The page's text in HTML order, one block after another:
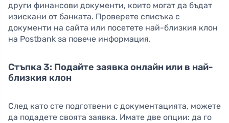
други финансови документи, които могат да бъдат
изискани от банката. Проверете списъка с
документи на сайта или посетете най-близкия клон
на Postbank за повече информация.
Стъпка 3: Подайте заявка онлайн или в най-
близкия клон
След като сте подготвени с документацията, можете
да подадете своята заявка. Имате две опции: да го